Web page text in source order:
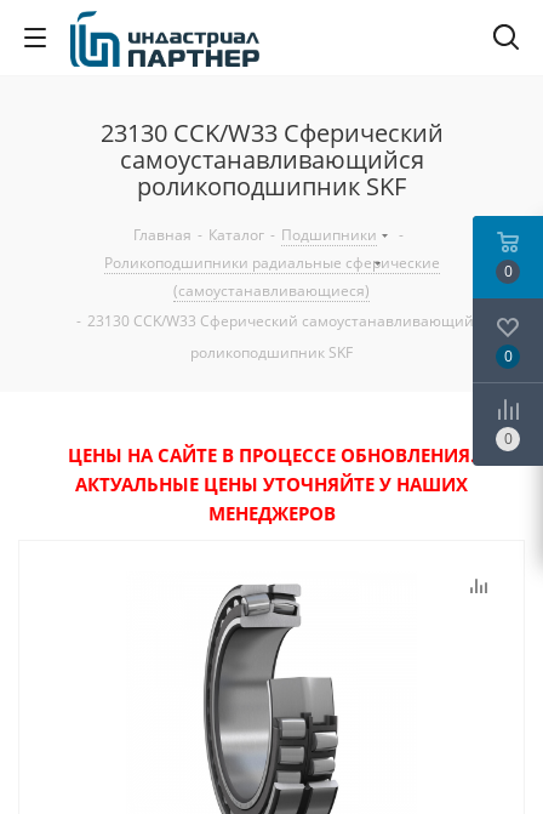
23130 CCK/W33 Сферический
самоустанавливающийся
роликоподшипник SKF
Главная - Каталог - Подшипники
-
Роликоподшипники радиальные сферические
(самоустанавливающиеся)
- 23130 CCK/W33 Сферический самоустанавливающийся
роликоподшипник SKF
ЦЕНЫ НА САЙТЕ В ПРОЦЕССЕ ОБНОВЛЕНИЯ.
АКТУАЛЬНЫЕ ЦЕНЫ УТОЧНЯЙТЕ У НАШИХ
МЕНЕДЖЕРОВ
0
0
0